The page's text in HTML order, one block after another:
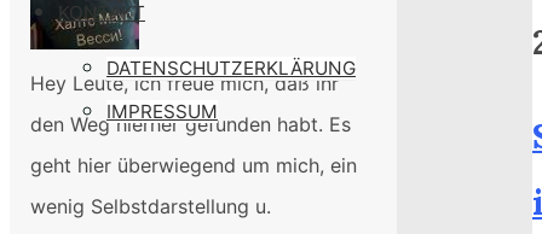
KONTAKT
DATENSCHUTZERKLÄRUNG
IMPRESSUM
Hey Leute, ich freue mich, daß ihr
den Weg hierher gefunden habt. Es
geht hier überwiegend um mich, ein
wenig Selbstdarstellung u.